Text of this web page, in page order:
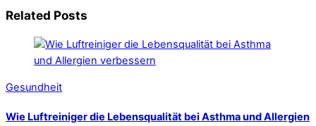
Related Posts
Gesundheit
Wie Luftreiniger die Lebensqualität bei Asthma und Allergien